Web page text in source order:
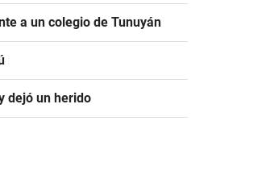
a un colegio de Tunuyán
dejó un herido